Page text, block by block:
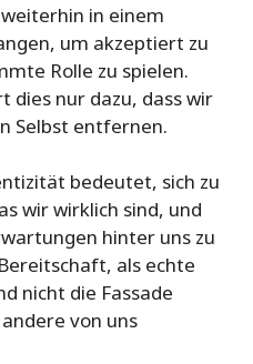
in einem
um akzeptiert zu
Rolle zu spielen.
dies nur dazu, dass wir
Selbst entfernen.
bedeutet, sich zu
wir wirklich sind, und
hinter uns zu
als echte
nicht die Fassade
von uns